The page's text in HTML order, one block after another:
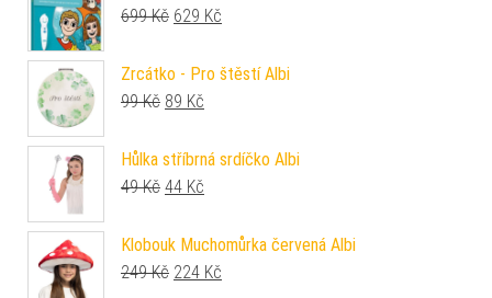
699Kč Původní cena byla: 699 Kč.
629 Kč
Zrcátko - Pro štěstí Albi
99Kč Původní cena byla: 99 Kč.
89 Kč
Hůlka stříbrná srdíčko Albi
49Kč Původní cena byla: 49 Kč.
44 Kč
Klobouk Muchomůrka červená Albi
249Kč Původní cena byla: 249 Kč.
224 Kč